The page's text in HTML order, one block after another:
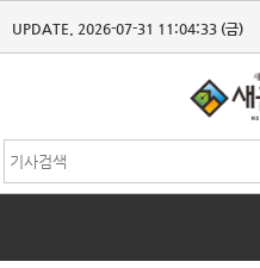
UPDATE. 2026-07-31 11:04:33 (금)